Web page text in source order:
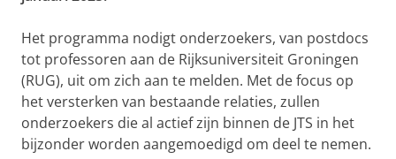
Het programma nodigt onderzoekers, van postdocs
tot professoren aan de Rijksuniversiteit Groningen
(RUG), uit om zich aan te melden. Met de focus op
het versterken van bestaande relaties, zullen
onderzoekers die al actief zijn binnen de JTS in het
bijzonder worden aangemoedigd om deel te nemen.